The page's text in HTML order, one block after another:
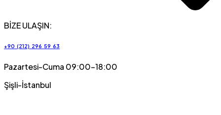
BİZE ULAŞIN:
+90 (212) 296 59 63
Pazartesi-Cuma 09:00-18:00
Şişli-İstanbul